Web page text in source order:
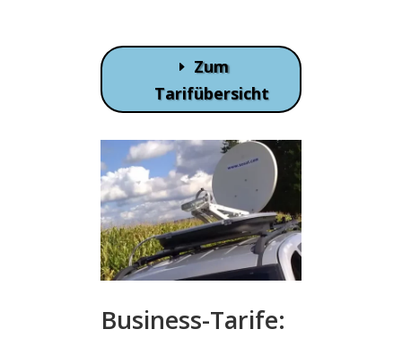
Zum
Tarifübersicht
Business-Tarife: